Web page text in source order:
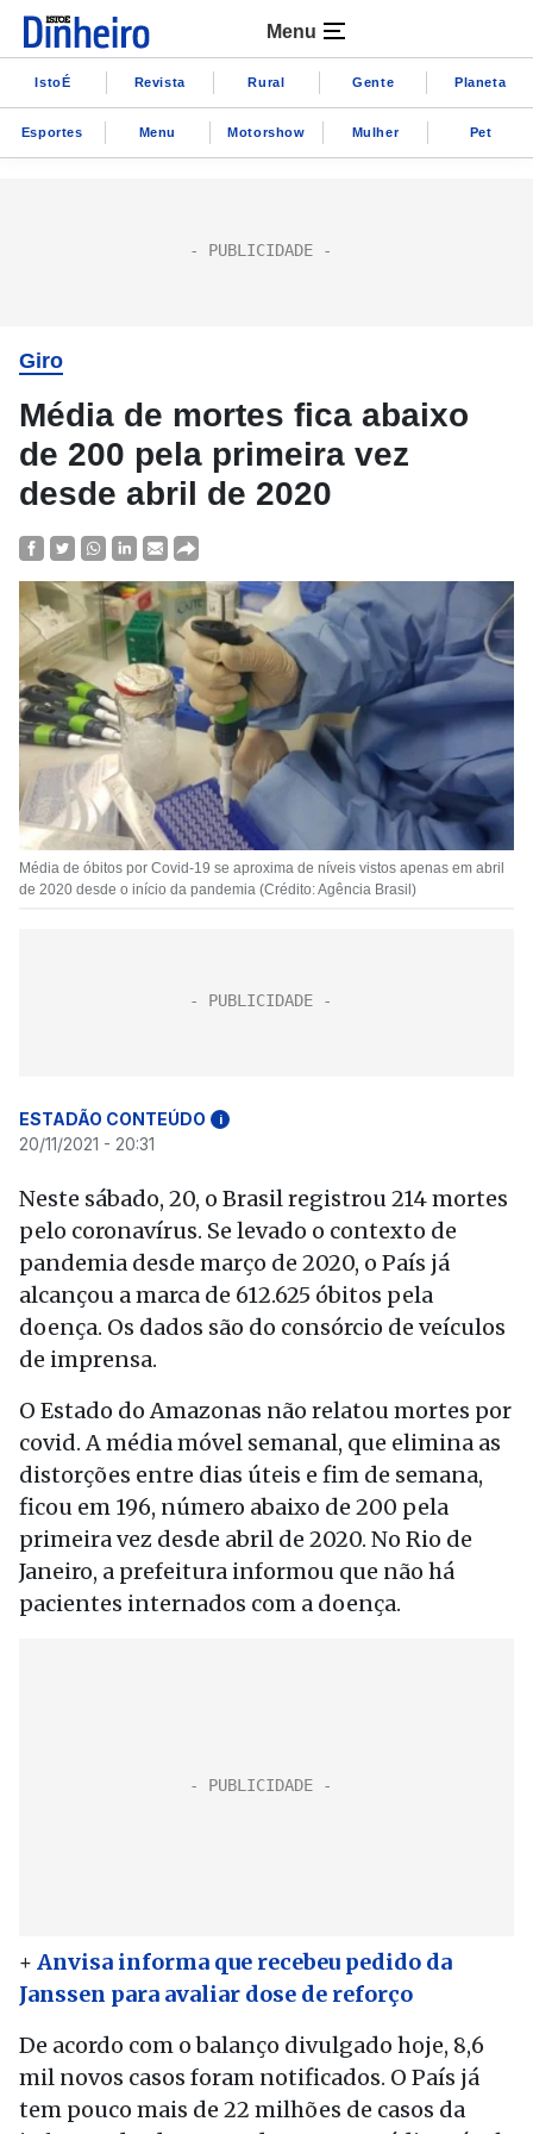
Menu
IstoÉ Revista Rural Gente Planeta
Esportes Menu Motorshow Mulher Pet
Giro
Média de mortes fica abaixo
de 200 pela primeira vez
desde abril de 2020
Média de óbitos por Covid-19 se aproxima de níveis vistos apenas em abril
de 2020 desde o início da pandemia (Crédito: Agência Brasil)
ESTADÃO CONTEÚDO i
20/11/2021 - 20:31
Neste sábado, 20, o Brasil registrou 214 mortes
pelo coronavírus. Se levado o contexto de
pandemia desde março de 2020, o País já
alcançou a marca de 612.625 óbitos pela
doença. Os dados são do consórcio de veículos
de imprensa.
O Estado do Amazonas não relatou mortes por
covid. A média móvel semanal, que elimina as
distorções entre dias úteis e fim de semana,
ficou em 196, número abaixo de 200 pela
primeira vez desde abril de 2020. No Rio de
Janeiro, a prefeitura informou que não há
pacientes internados com a doença.
+ Anvisa informa que recebeu pedido da
Janssen para avaliar dose de reforço
De acordo com o balanço divulgado hoje, 8,6
mil novos casos foram notificados. O País já
tem pouco mais de 22 milhões de casos da